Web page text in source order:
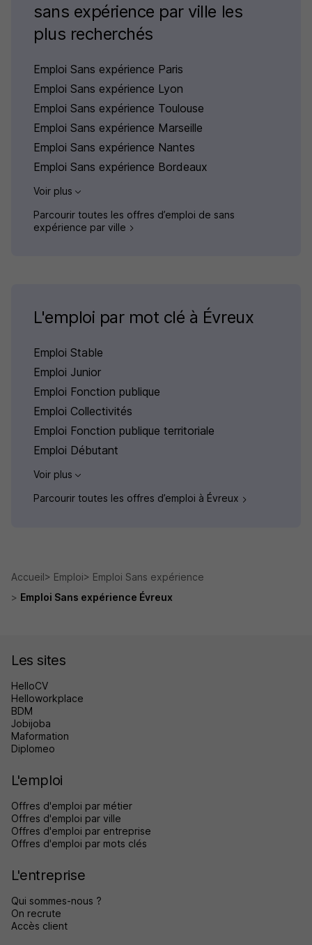
sans expérience par ville les
plus recherchés
Emploi Sans expérience Paris
Emploi Sans expérience Lyon
Emploi Sans expérience Toulouse
Emploi Sans expérience Marseille
Emploi Sans expérience Nantes
Emploi Sans expérience Bordeaux
Voir plus
Parcourir toutes les offres d’emploi de sans
expérience par ville
L'emploi par mot clé à Évreux
Emploi Stable
Emploi Junior
Emploi Fonction publique
Emploi Collectivités
Emploi Fonction publique territoriale
Emploi Débutant
Voir plus
Parcourir toutes les offres d’emploi à Évreux
Accueil Emploi
Emploi Sans expérience
Emploi Sans expérience Évreux
Les sites
HelloCV
Helloworkplace
BDM
Jobijoba
Maformation
Diplomeo
L'emploi
Offres d'emploi par métier
Offres d'emploi par ville
Offres d'emploi par entreprise
Offres d'emploi par mots clés
L'entreprise
Qui sommes-nous ?
On recrute
Accès client